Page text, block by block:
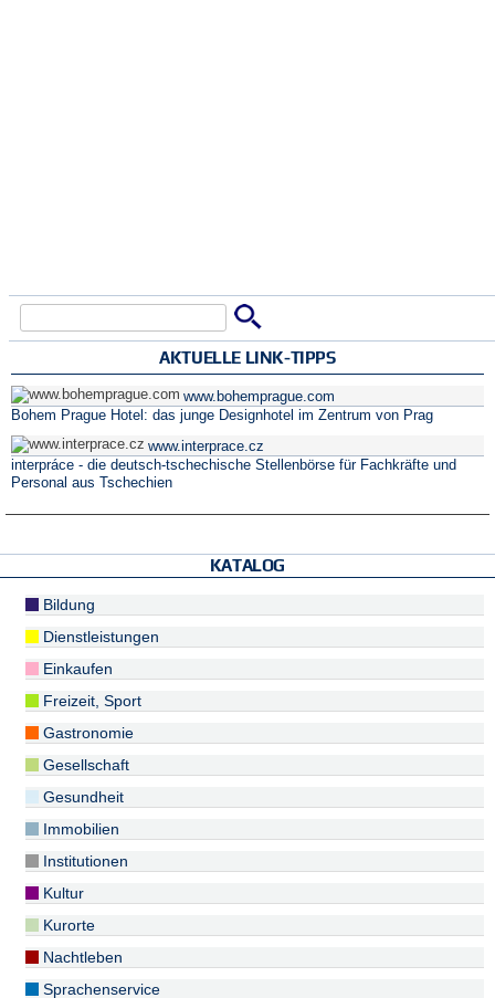
Suchformular
AKTUELLE LINK-TIPPS
www.bohemprague.com
Bohem Prague Hotel: das junge Designhotel im Zentrum von Prag
www.interprace.cz
interpráce - die deutsch-tschechische Stellenbörse für Fachkräfte und
Personal aus Tschechien
KATALOG
Bildung
Dienstleistungen
Einkaufen
Freizeit, Sport
Gastronomie
Gesellschaft
Gesundheit
Immobilien
Institutionen
Kultur
Kurorte
Nachtleben
Sprachenservice